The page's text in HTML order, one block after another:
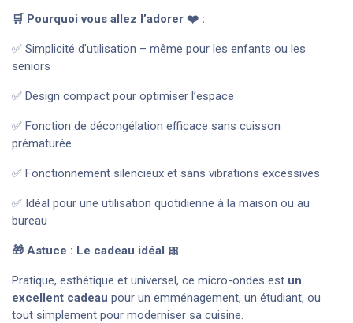
🛒 Pourquoi vous allez l’adorer ❤️ :
✅ Simplicité d'utilisation – même pour les enfants ou les
seniors
✅ Design compact pour optimiser l’espace
✅ Fonction de décongélation efficace sans cuisson
prématurée
✅ Fonctionnement silencieux et sans vibrations excessives
✅ Idéal pour une utilisation quotidienne à la maison ou au
bureau
🎁 Astuce : Le cadeau idéal 🎀
Pratique, esthétique et universel, ce micro-ondes est un
excellent cadeau pour un emménagement, un étudiant, ou
tout simplement pour moderniser sa cuisine.